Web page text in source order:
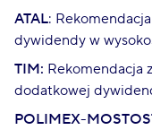
ATAL:
dywidendy w
TIM: Rekomendacja
dodatkowej
POLIMEX-